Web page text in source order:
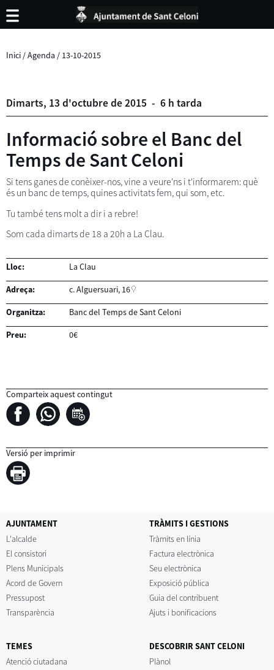
Inici /Agenda / 13-10-2015
Dimarts, 13 d'octubrede2015 - 6 h tarda
Informació sobre el Banc del
Temps de Sant Celoni
Si tens ganes de conèixer-nos, vine a veure'ns i t'informarem: què
és un banc de temps, quines activitats fem, qui som, etc.
Tu també tens molt a dir i a rebre!
Som cada dimarts de 18 a 20h a La Clau.
Lloc: La Clau
Adreça: c. Alguersuari, 16
Organitza: Banc del Temps de Sant Celoni
Preu: 0€
Comparteix aquest contingut
Versió per imprimir
AJUNTAMENT
L'alcalde
El consistori
Plens Municipals
Acord de Govern
Pressupost
Transparència
TRÀMITS I GESTIONS
Tràmits en línia
Factura electrònica
Seu electrònica
Exposició pública
Guia del contribuent
Ajuts i bonificacions
TEMES
Atenció ciutadana
DESCOBRIR SANT CELONI
Plànol